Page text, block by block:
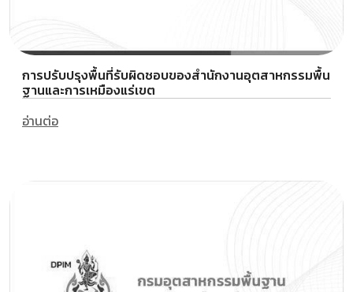
การปรับปรุงพื้นที่รับผิดชอบของสำนักงานอุตสาหกรรมพื้น
ฐานและการเหมืองแร่เขต
อ่านต่อ